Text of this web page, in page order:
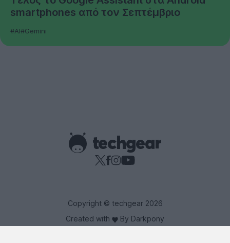
smartphones από τον Σεπτέμβριο
#AI#Gemini
Copyright © techgear 2026
Created with
By Darkpony